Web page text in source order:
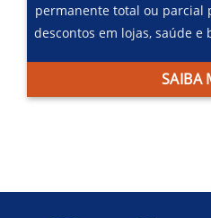
permanente total ou parcial
descontos em lojas, saúde e
SAIBA